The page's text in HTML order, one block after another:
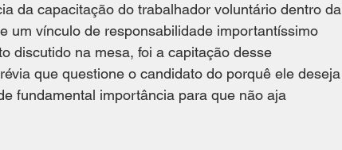
da capacitação do trabalhador voluntário dentro da
um vínculo de responsabilidade importantíssimo
discutido na mesa, foi a capitação desse
que questione o candidato do porquê ele deseja
fundamental importância para que não aja